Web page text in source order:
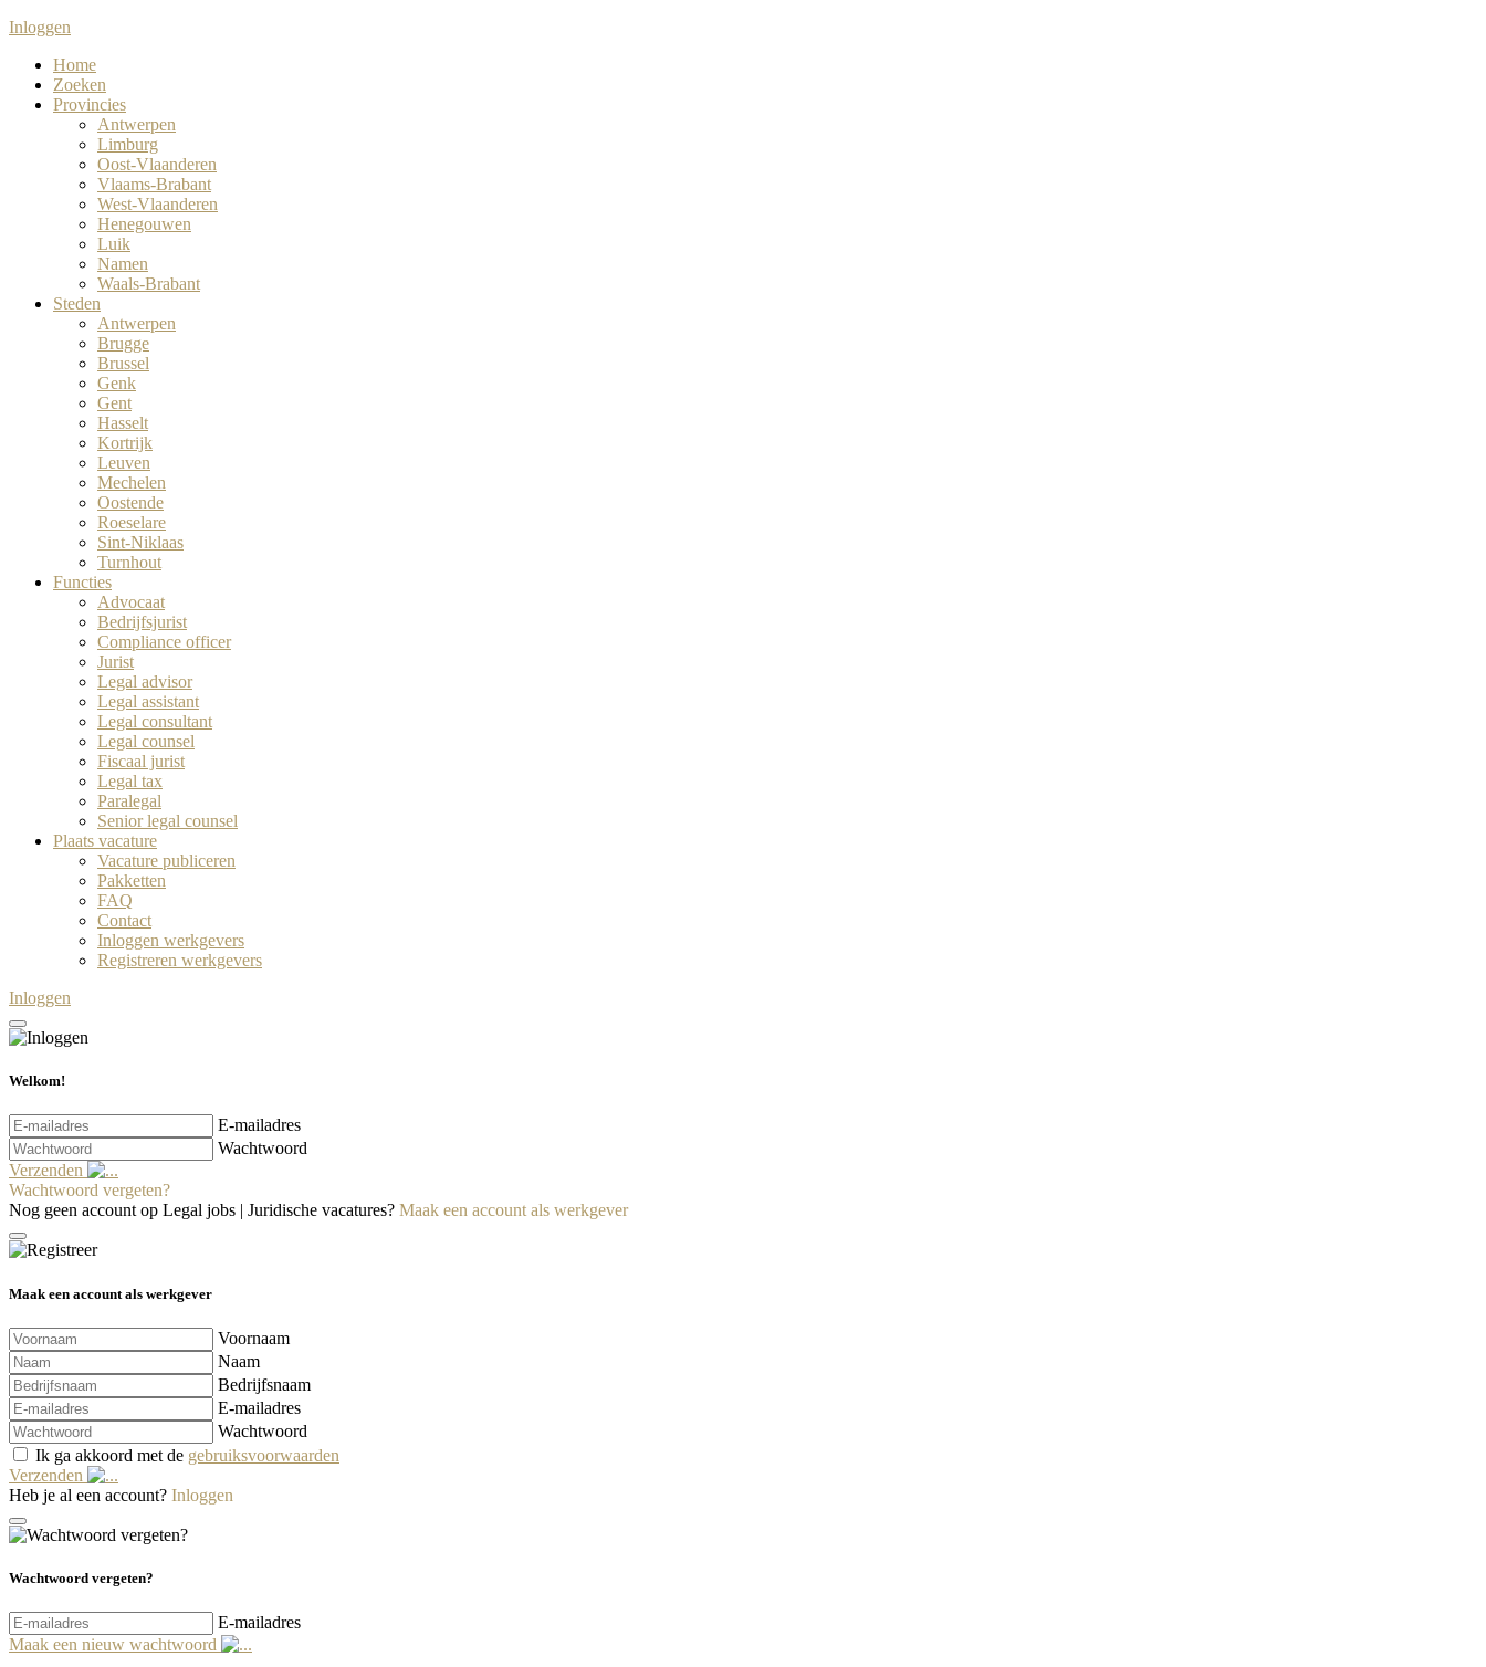
Inloggen
Home
Zoeken
Provincies
Antwerpen
Limburg
Oost-Vlaanderen
Vlaams-Brabant
West-Vlaanderen
Henegouwen
Luik
Namen
Waals-Brabant
Steden
Antwerpen
Brugge
Brussel
Genk
Gent
Hasselt
Kortrijk
Leuven
Mechelen
Oostende
Roeselare
Sint-Niklaas
Turnhout
Functies
Advocaat
Bedrijfsjurist
Compliance officer
Jurist
Legal advisor
Legal assistant
Legal consultant
Legal counsel
Fiscaal jurist
Legal tax
Paralegal
Senior legal counsel
Plaats vacature
Vacature publiceren
Pakketten
FAQ
Contact
Inloggen werkgevers
Registreren werkgevers
Inloggen
Welkom!
E-mailadres
Wachtwoord
Verzenden
Wachtwoord vergeten?
Nog geen account op Legal jobs | Juridische vacatures? Maak een account als werkgever
Maak een account als werkgever
Voornaam
Naam
Bedrijfsnaam
E-mailadres
Wachtwoord
Ik ga akkoord met de gebruiksvoorwaarden
Verzenden
Heb je al een account? Inloggen
Wachtwoord vergeten?
E-mailadres
Maak een nieuw wachtwoord